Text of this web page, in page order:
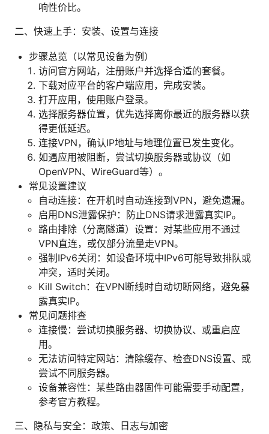
响性价比。
二、快速上手：安装、设置与连接
步骤总览（以常见设备为例）
访问官方网站，注册账户并选择合适的套餐。
下载对应平台的客户端应用，完成安装。
打开应用，使用账户登录。
选择服务器位置，优先选择离你最近的服务器以获
得更低延迟。
连接VPN，确认IP地址与地理位置已发生变化。
如遇应用被阻断，尝试切换服务器或协议（如
OpenVPN、WireGuard等）。
常见设置建议
自动连接：在开机时自动连接到VPN，避免遗漏。
启用DNS泄露保护：防止DNS请求泄露真实IP。
路由排除（分离隧道）设置：对某些应用不通过
VPN直连，或仅部分流量走VPN。
强制IPv6关闭：如设备环境中IPv6可能导致排队或
冲突，适时关闭。
Kill Switch：在VPN断线时自动切断网络，避免暴
露真实IP。
常见问题排查
连接慢：尝试切换服务器、切换协议、或重启应
用。
无法访问特定网站：清除缓存、检查DNS设置、或
尝试不同服务器。
设备兼容性：某些路由器固件可能需要手动配置，
参考官方教程。
三、隐私与安全：政策、日志与加密